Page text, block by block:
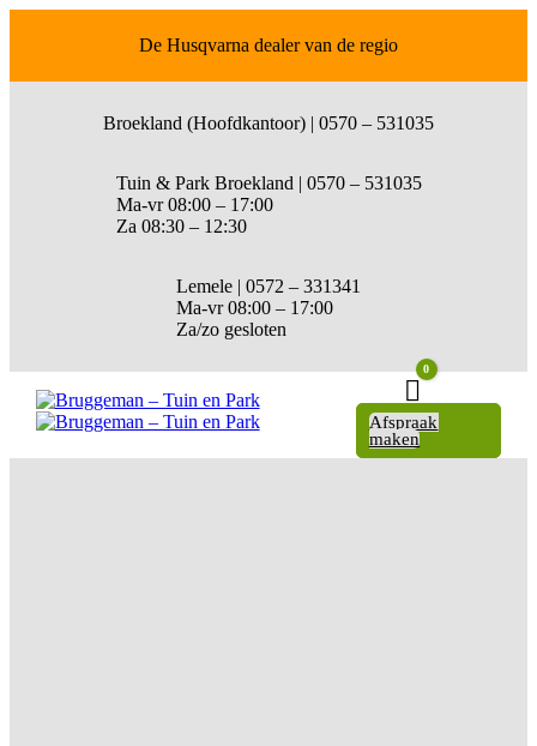
De Husqvarna dealer van de regio
Broekland (Hoofdkantoor) | 0570 – 531035
Tuin & Park Broekland | 0570 – 531035
Ma-vr 08:00 – 17:00
Za 08:30 – 12:30
Lemele | 0572 – 331341
Ma-vr 08:00 – 17:00
Za/zo gesloten
Winkelwagen
0
Afspraak
maken